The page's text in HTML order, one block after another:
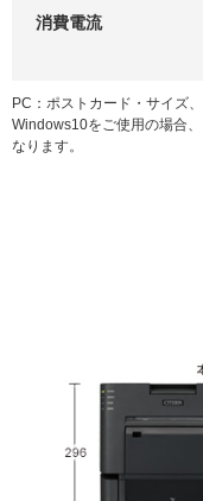
消費電流
PC：ポストカード・サイズ
Windows10をご使用の場合
なります。